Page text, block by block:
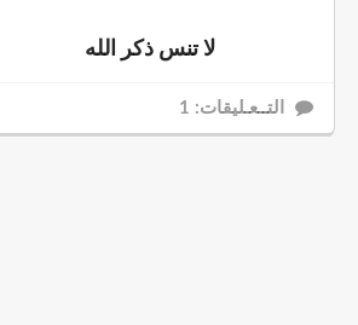
لا تنس ذكر الله
التــعـليقات: 1